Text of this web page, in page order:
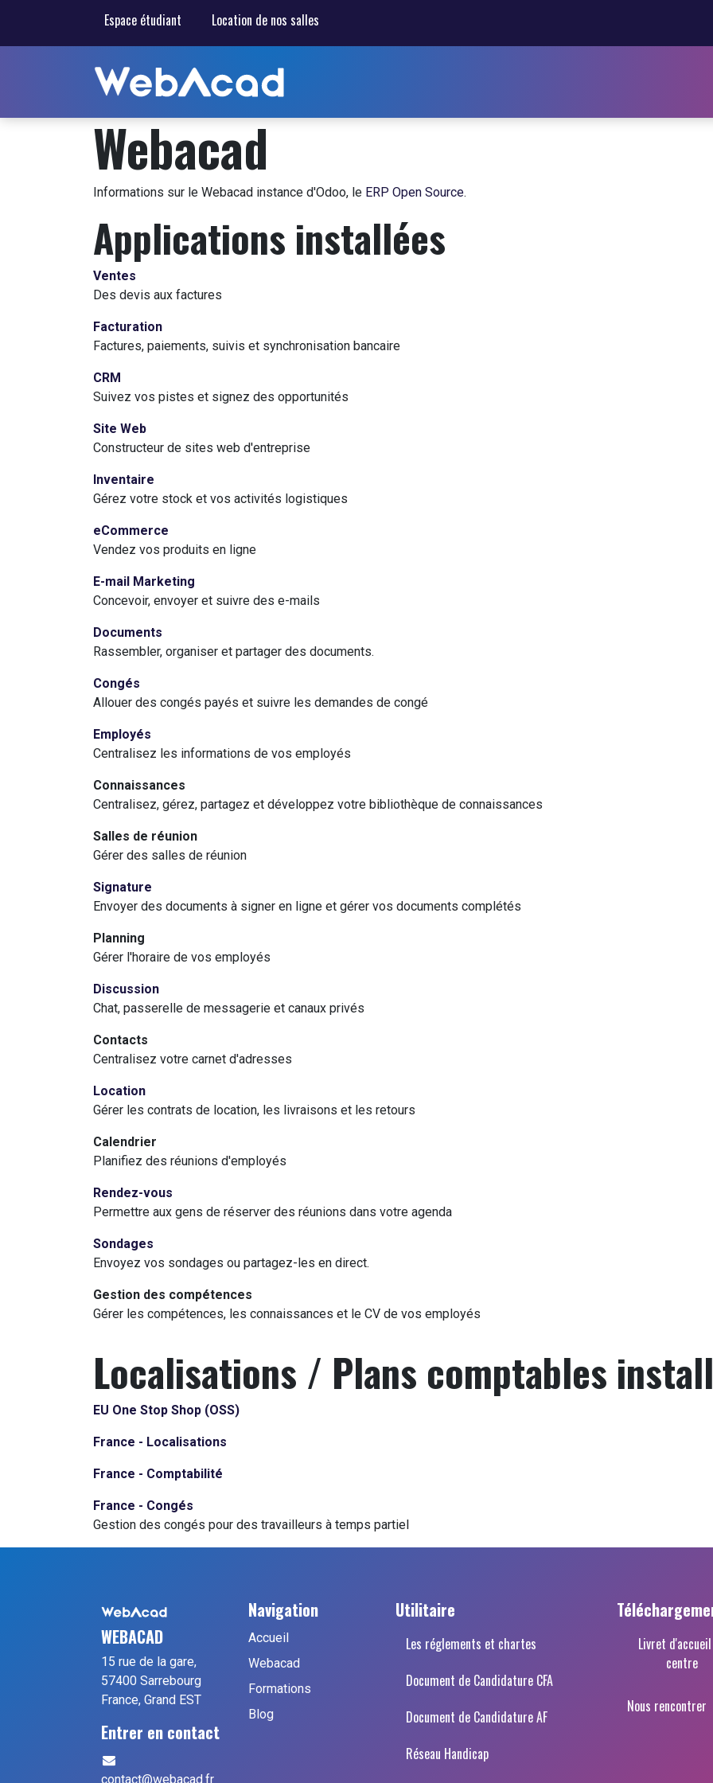
Espace ét​​udiant Location de nos salles
Webacad
Informations sur le Webacad instance d'Odoo, le ERP Open Source.
Applications installées
Ventes
Des devis aux factures
Facturation
Factures, paiements, suivis et synchronisation bancaire
CRM
Suivez vos pistes et signez des opportunités
Site Web
Constructeur de sites web d'entreprise
Inventaire
Gérez votre stock et vos activités logistiques
eCommerce
Vendez vos produits en ligne
E-mail Marketing
Concevoir, envoyer et suivre des e-mails
Documents
Rassembler, organiser et partager des documents.
Congés
Allouer des congés payés et suivre les demandes de congé
Employés
Centralisez les informations de vos employés
Connaissances
Centralisez, gérez, partagez et développez votre bibliothèque de connaissances
Salles de réunion
Gérer des salles de réunion
Signature
Envoyer des documents à signer en ligne et gérer vos documents complétés
Planning
Gérer l'horaire de vos employés
Discussion
Chat, passerelle de messagerie et canaux privés
Contacts
Centralisez votre carnet d'adresses
Location
Gérer les contrats de location, les livraisons et les retours
Calendrier
Planifiez des réunions d'employés
Rendez-vous
Permettre aux gens de réserver des réunions dans votre agenda
Sondages
Envoyez vos sondages ou partagez-les en direct.
Gestion des compétences
Gérer les compétences, les connaissances et le CV de vos employés
Localisations / Plans comptables
EU One Stop Shop (OSS)
France - Localisations
France - Comptabilité
France - Congés
Gestion des congés pour des travailleurs à temps partiel
Navigation
Accueil
Webacad
Formations
Blog
WEBACAD
15 rue de la gare,
57400 Sarrebourg
France, Grand EST
Entrer en contact
contact@webacad.fr
Utilitaire
Les réglements et chartes
Document de Candidature CFA
Document de Candidature AF
Réseau Handicap
Livret
centre
Nous rencontrer